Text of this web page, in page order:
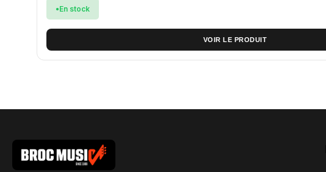
En stock
VOIR LE PRODUIT